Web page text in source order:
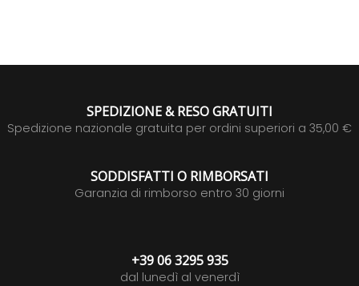
SPEDIZIONE & RESO GRATUITI
Spedizione nazionale gratuita per ordini superiori a 35,00 €
SODDISFATTI O RIMBORSATI
Garanzia di rimborso entro 30 giorni
+39 06 3295 935
dal lunedì al venerdì